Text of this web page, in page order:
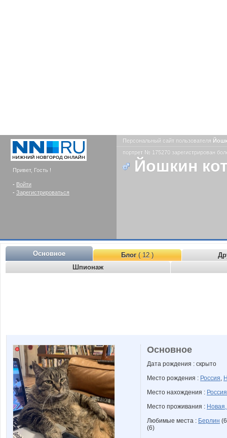
Привет, Гость !
- Войти
- Зарегистрироваться
Персональный сайт пользователя
портрет № 175270 зарегистрирован
Йошкин
Основное Блог( 12 )
Шпионаж
Основное
Дата рождения : скрыто
Место рождения : Россия,
Место нахождения : Россия
Место проживания :
Любимые места : Берлин
(6)